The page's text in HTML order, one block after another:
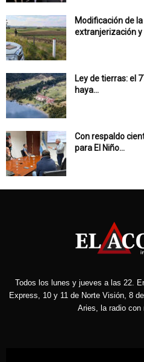
Modificación de
extranjerización y
Ley de tierras: el
haya...
Con respaldo
para El Niño...
Todos los lunes y jueves a las 22.
Express, 10 y 11 de Norte Visión, 8
Aries, la radio con